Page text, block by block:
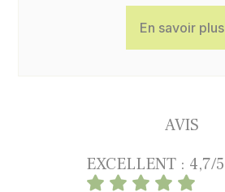
En savoir plus
AVIS
EXCELLENT : 4,7/5